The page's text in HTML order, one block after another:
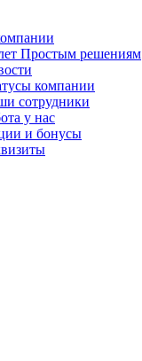
Простым решениям
компании
сотрудники
у нас
и бонусы